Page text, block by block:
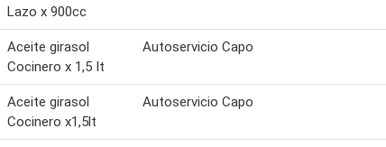
Lazo x 900cc
Aceite girasol
Cocinero x 1,5 It
Autoservicio Capo
Aceite girasol
Cocinero x1,5lt
Autoservicio Capo